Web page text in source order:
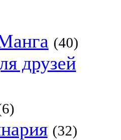
(40)
друзей
(32)